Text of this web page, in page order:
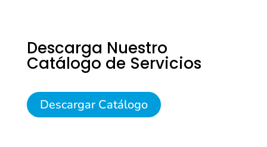
Descarga Nuestro
Catálogo de Servicios
Descargar Catálogo